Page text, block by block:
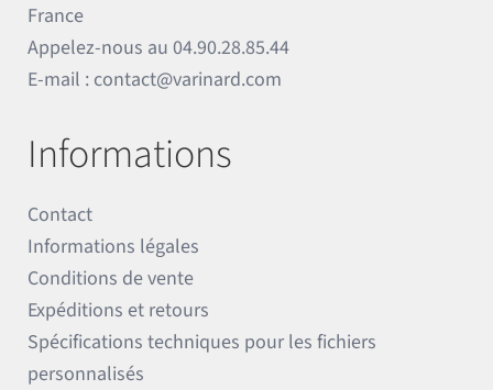
France
Appelez-nous au04.90.28.85.44
E-mail : contact@varinard.com
Informations
Contact
Informations légales
Conditions de vente
Expéditions et retours
Spécifications techniques pour les fichiers
personnalisés